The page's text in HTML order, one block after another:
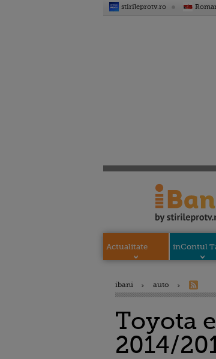
stirileprotv.ro
Actualitate inContul
ibani auto
Toyota
2014/